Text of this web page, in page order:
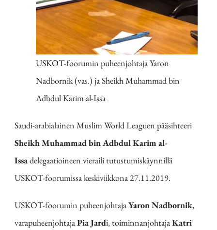
USKOT-foorumin puheenjohtaja Yaron
Nadbornik (vas.) ja Sheikh Muhammad bin
Adbdul Karim al-Issa
Saudi-arabialainen Muslim World Leaguen pääsihteeri
Sheikh Muhammad bin Adbdul Karim al-
Issadelegaatioineen vieraili tutustumiskäynnillä
USKOT-foorumissa keskiviikkona 27.11.2019.
USKOT-foorumin puheenjohtajaYaron Nadbornik,
varapuheenjohtajaPia Jardi, toiminnanjohtajaKatri